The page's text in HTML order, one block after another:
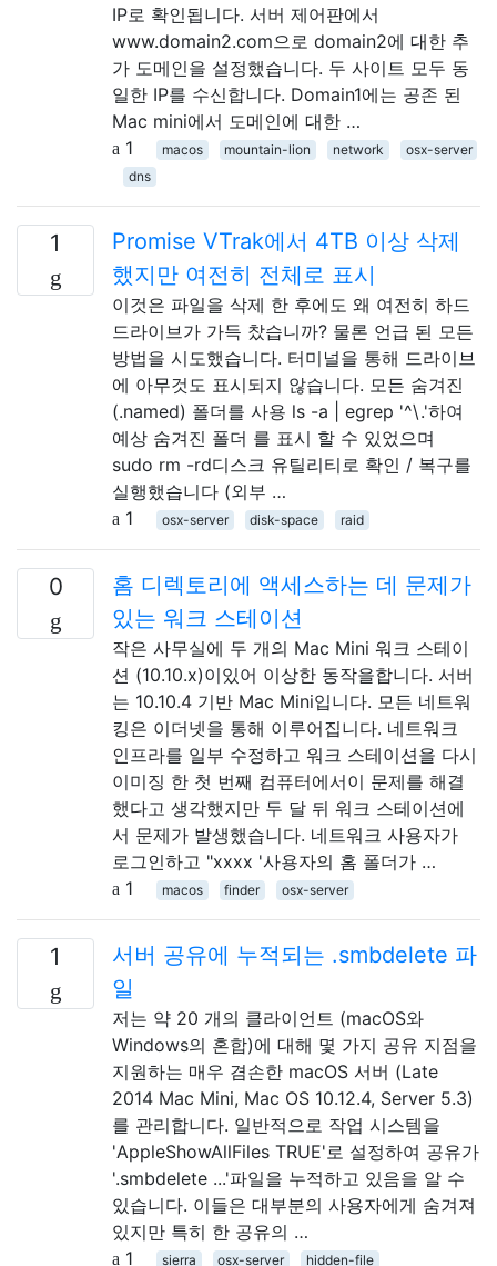
IP로 확인됩니다. 서버 제어판에서
www.domain2.com으로 domain2에 대한 추
가 도메인을 설정했습니다. 두 사이트 모두 동
일한 IP를 수신합니다. Domain1에는 공존 된
Mac mini에서 도메인에 대한 …
1
macos mountain-lion network
osx-server
dns
1
Promise VTrak에서 4TB 이상 삭제
했지만 여전히 전체로 표시
이것은 파일을 삭제 한 후에도 왜 여전히 하드
드라이브가 가득 찼습니까? 물론 언급 된 모든
방법을 시도했습니다. 터미널을 통해 드라이브
에 아무것도 표시되지 않습니다. 모든 숨겨진
(.named) 폴더를 사용 ls -a | egrep '^\.'하여
예상 숨겨진 폴더 를 표시 할 수 있었으며
sudo rm -rd디스크 유틸리티로 확인 / 복구를
실행했습니다 (외부 …
1
osx-server disk-space raid
0
홈 디렉토리에 액세스하는 데 문제가
있는 워크 스테이션
작은 사무실에 두 개의 Mac Mini 워크 스테이
션 (10.10.x)이있어 이상한 동작을합니다. 서버
는 10.10.4 기반 Mac Mini입니다. 모든 네트워
킹은 이더넷을 통해 이루어집니다. 네트워크
인프라를 일부 수정하고 워크 스테이션을 다시
이미징 한 첫 번째 컴퓨터에서이 문제를 해결
했다고 생각했지만 두 달 뒤 워크 스테이션에
서 문제가 발생했습니다. 네트워크 사용자가
로그인하고 "xxxx '사용자의 홈 폴더가 …
1
macos finder osx-server
1
서버 공유에 누적되는 .smbdelete 파
일
저는 약 20 개의 클라이언트 (macOS와
Windows의 혼합)에 대해 몇 가지 공유 지점을
지원하는 매우 겸손한 macOS 서버 (Late
2014 Mac Mini, Mac OS 10.12.4, Server 5.3)
를 관리합니다. 일반적으로 작업 시스템을
'AppleShowAllFiles TRUE'로 설정하여 공유가
'.smbdelete ...'파일을 누적하고 있음을 알 수
있습니다. 이들은 대부분의 사용자에게 숨겨져
있지만 특히 한 공유의 …
1
sierra osx-server hidden-file